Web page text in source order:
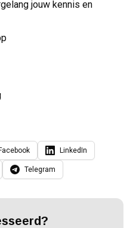
jouw kennis en
Facebook LinkedIn
Telegram